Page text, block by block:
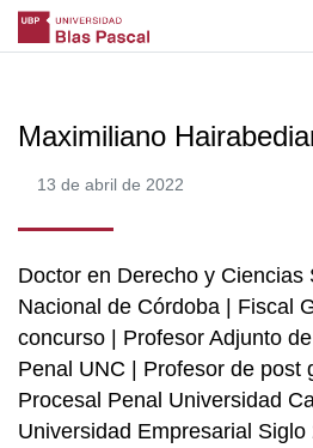
Maximiliano
13 de abril de 2022
Doctor en Derecho y Ciencias
Nacional de Córdoba | Fiscal
concurso | Profesor Adjunto
Penal UNC | Profesor de post
Procesal Penal Universidad
Universidad Empresarial